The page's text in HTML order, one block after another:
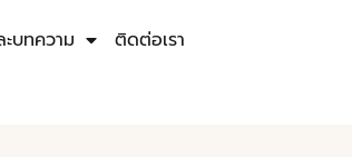
ะบทความ ติดต่อเรา